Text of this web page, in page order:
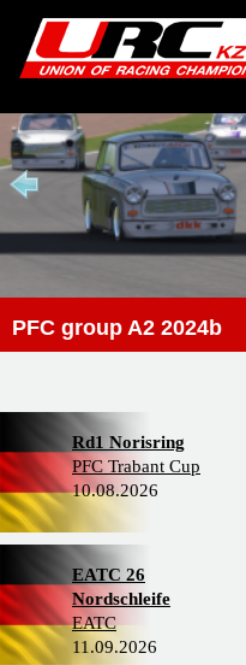
PFС group A2 2024b
Rd1 Norisring
PFC Trabant Cup
10.08.2026
EATC 26
Nordschleife
EATC
11.09.2026